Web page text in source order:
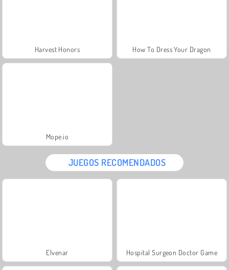
Harvest Honors How To Dress Your Dragon
Mope.io
JUEGOS RECOMENDADOS
Elvenar Hospital Surgeon Doctor Game